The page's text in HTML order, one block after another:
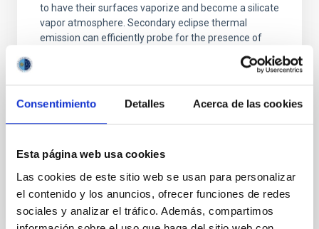
Consentimiento Detalles Acerca de las cookies
Esta página web usa cookies
Las cookies de este sitio web se usan para personalizar
el contenido y los anuncios, ofrecer funciones de redes
sociales y analizar el tráfico. Además, compartimos
to have their surfaces vaporize and become a silicate
vapor atmosphere. Secondary eclipse thermal
emission can efficiently probe for the presence of
single JWST MIRI/LRS secondary eclipses for 10
ultra-hot
Smith, Cole et al.
BIBCODE 2026ASTCS..1160088S
NÚMERO DE CITAS 0